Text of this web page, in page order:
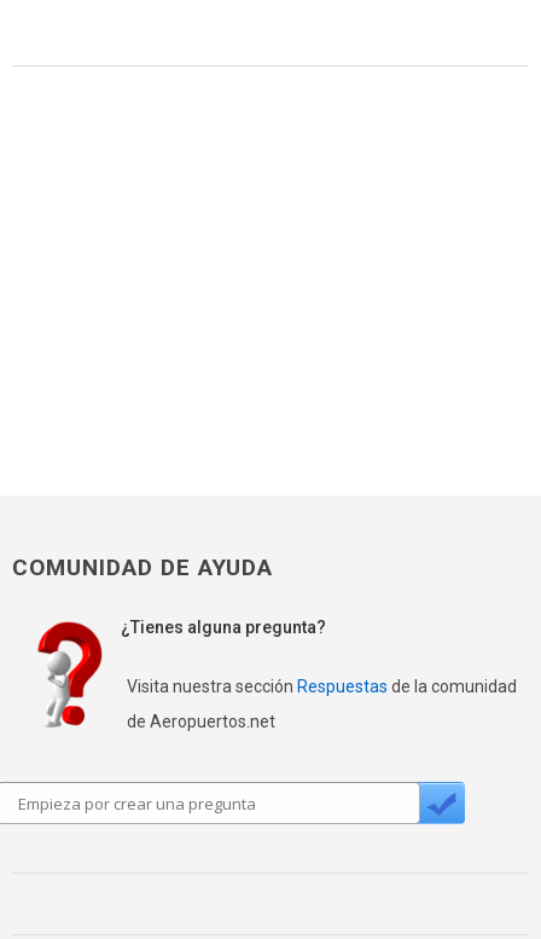
COMUNIDAD DE AYUDA
¿Tienes alguna pregunta?
Visita nuestra sección Respuestas de la comunidad
de Aeropuertos.net